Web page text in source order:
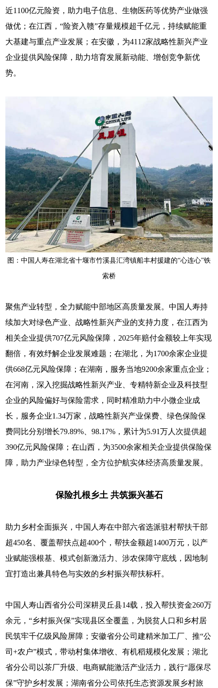
近1100亿元险资，助力电子信息、生物医药等优势产业做强
做优；在江西，“险资入赣”存量规模超千亿元，持续赋能重
大基建与重点产业发展；在安徽，为4112家战略性新兴产业
企业提供风险保障，助力培育发展新动能、增创竞争新优
势。
图：中国人寿在湖北省十堰市竹溪县汇湾镇船丰村援建的“心连心”铁
索桥
聚焦产业转型，全力赋能中部地区高质量发展。中国人寿持
续加大对绿色产业、战略性新兴产业的支持力度，在江西为
相关企业提供707亿元风险保障，2025年赔付金额较上年实现
翻倍，有效纾解企业发展难题；在湖北，为1700余家企业提
供668亿元风险保障；在湖南，服务当地9200余家重点企业；
在河南，深入挖掘战略性新兴产业、专精特新企业及科技型
企业的风险偏好与保险需求，同时精准助力中小微企业成
长，服务企业1.34万家，战略性新兴产业保费、绿色保险保
费同比分别增长79.89%、98.17%，累计为5.91万人次提供超
390亿元风险保障；在山西，为3500余家相关企业提供保险保
障，助力产业绿色转型，全方位护航实体经济高质量发展。
保险扎根乡土 共筑振兴基石
助力乡村全面振兴，中国人寿在中部六省选派驻村帮扶干部
超450名、覆盖帮扶点超400个，帮扶金额超1400万元，以产
业赋能强根基、模式创新激活力、涉农保障守底线，因地制
宜打造出兼具特色与实效的乡村振兴帮扶标杆。
中国人寿山西省分公司深耕灵丘县14载，投入帮扶资金260万
余元，“乡村振兴保”实现县区全覆盖，为脱贫人口和乡村居
民筑牢千亿级风险屏障；安徽省分公司建精米加工厂、推“公
司+农户”模式，带动村集体增收、有机稻规模化发展；湖北
省分公司以茶厂升级、电商赋能激活产业活力，践行“愿保尽
保”守护乡村发展；湖南省分公司依托生态资源发展乡村旅